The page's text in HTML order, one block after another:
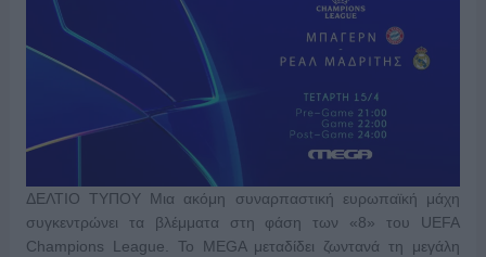
ΔΕΛΤΙΟ ΤΥΠΟΥ Μια ακόμη συναρπαστική ευρωπαϊκή μάχη
συγκεντρώνει τα βλέμματα στη φάση των «8» του UEFA
Champions League. Το MEGA μεταδίδει ζωντανά τη μεγάλη